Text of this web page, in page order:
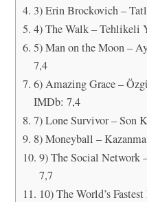
3) Erin Brockovich –
4) The Walk – Tehlikeli
5) Man on the Moon –
7,4
6) Amazing Grace –
IMDb: 7,4
7) Lone Survivor – Son
8) Moneyball –
9) The Social Network
7,7
10) The World’s